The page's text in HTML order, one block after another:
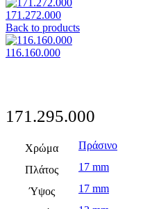
171.272.000
Back to products
116.160.000
171.295.000
Χρώμα Πράσινο
Πλάτος 17 mm
Ύψος 17 mm